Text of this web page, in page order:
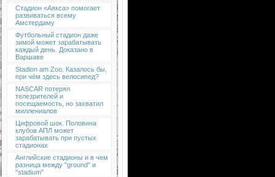
Стадион «Аякса» помогает
развиваться всему
Амстердаму
Футбольный стадион даже
зимой может зарабатывать
каждый день. Доказано в
Варшаве
Stadion am Zoo. Казалось бы,
при чём здесь велосипед?
NASCAR потерял
телезрителей и
посещаемость, но захватил
миллениалов
Цифровой шок. Половина
клубов АПЛ может
зарабатывать при пустых
стадионах
Английские стадионы и в чем
разница между "ground" и
"stadium"